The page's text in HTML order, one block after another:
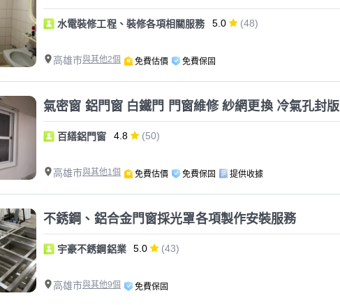
水電裝修工程、裝修各項相關服務 5.0 (48)
高雄市與其他2個 免費估價 免費保固
氣密窗 鋁門窗 白鐵門 門窗維修 紗網更換 冷氣孔封版
百繕鋁門窗 4.8 (50)
高雄市與其他1個 免費估價 免費保固 提供收據
不銹鋼、鋁合金門窗採光罩各項製作安裝服務
宇豪不銹鋼鋁業 5.0 (43)
高雄市與其他9個 免費保固